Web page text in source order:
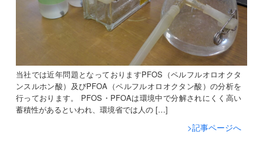
当社では近年問題となっておりますPFOS（ペルフルオロオクタ
ンスルホン酸）及びPFOA（ペルフルオロオクタン酸）の分析を
行っております。 PFOS・PFOAは環境中で分解されにくく高い
蓄積性があるといわれ、環境省では人の […]
>記事ページへ